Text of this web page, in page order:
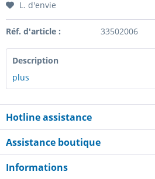
L. d'envie
Réf. d'article : 33502006
Description
plus
Hotline assistance
Assistance boutique
Informations